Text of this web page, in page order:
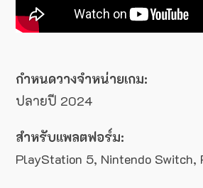
กำหนดวางจำหน่ายเกม:
ปลายปี 2024
สำหรับแพลตฟอร์ม:
PlayStation 5, Nintendo Switch,